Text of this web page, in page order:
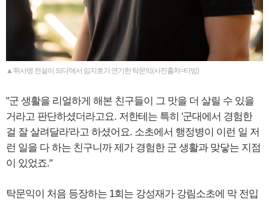
▲'취사병 전설이 되다'에서 임지호가 연기한 탁문익(사진출처=티빙)
"군 생활을 리얼하게 해본 친구들이 그 맛을 더 살릴 수 있을
거라고 판단하셨더라고요. 저한테는 특히 '군대에서 경험한
걸 잘 살려달라'라고 하셨어요. 소초에서 행정병이 이런 일 저
런 일을 다 하는 친구니까 제가 경험한 군 생활과 맞닿는 지점
이 있었죠."
탁문익이 처음 등장하는 1회는 강성재가 강림소초에 막 전입